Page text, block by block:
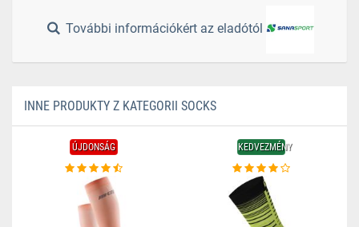
További információkért az eladótól
INNE PRODUKTY Z KATEGORII SOCKS
ÚJDONSÁG KEDVEZMÉNY